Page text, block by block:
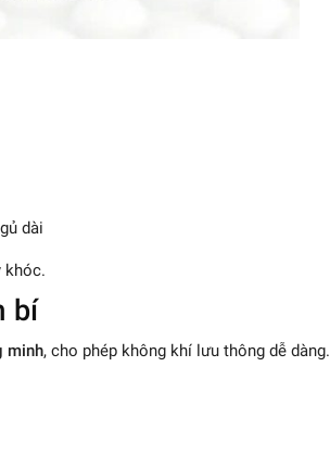
dài
khóc.
bí
minh, cho phép không khí lưu thông dễ dàng.